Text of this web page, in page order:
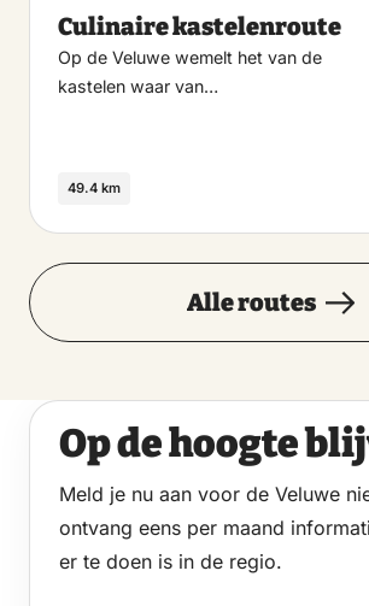
Culinaire kastelenroute
Op de Veluwe wemelt het van de
kastelen waar van…
49.4 km
Alle routes
Op de hoogte
Meld je nu aan voor de Veluwe
ontvang eens per maand
er te doen is in de regio.